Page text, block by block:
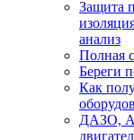
Защита
анализ
Полная
Береги
Как
ДАЗО,